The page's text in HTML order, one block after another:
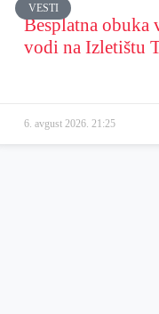
VESTI
Besplatna obuka
vodi na Izletištu
6. avgust 2026. 21:25